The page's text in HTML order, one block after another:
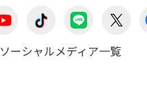
ソーシャルメディア一覧